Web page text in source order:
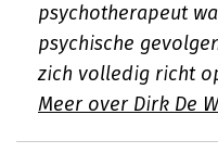
psychotherapeut
psychische
zich volledig richt
Meer over Dirk De